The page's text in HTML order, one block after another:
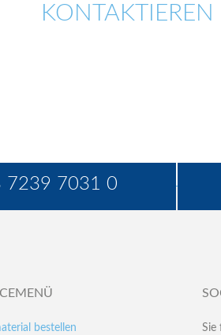
KONTAKTIEREN
7239 7031 0
bestellen
Sie